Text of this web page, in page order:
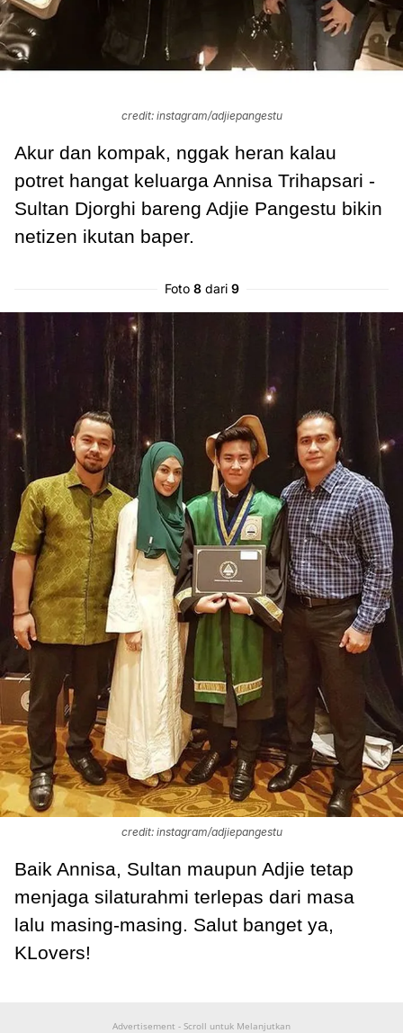
credit: instagram/adjiepangestu
Akur dan kompak, nggak heran kalau
potret hangat keluarga Annisa Trihapsari -
Sultan Djorghi bareng Adjie Pangestu bikin
netizen ikutan baper.
Foto 8dari 9
credit: instagram/adjiepangestu
Baik Annisa, Sultan maupun Adjie tetap
menjaga silaturahmi terlepas dari masa
lalu masing-masing. Salut banget ya,
KLovers!
Advertisement - Scroll untuk Melanjutkan